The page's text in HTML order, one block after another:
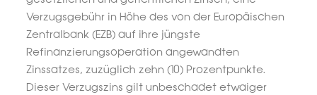
Verzugsgebühr in Höhe des von der Europäischen
Zentralbank (EZB) auf ihre jüngste
Refinanzierungsoperation angewandten
Zinssatzes, zuzüglich zehn (10) Prozentpunkte.
Dieser Verzugszins gilt unbeschadet etwaiger